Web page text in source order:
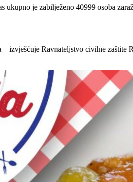
ukupno je zabilježeno 40999 osoba
– izvješćuje Ravnateljstvo civilne zaštite